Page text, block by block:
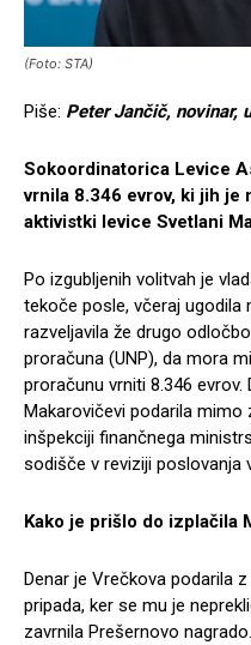
(Foto: STA)
Piše: Peter Jančič, novinar,
Sokoordinatorica Levice
vrnila 8.346 evrov, ki jih je
aktivistki levice Svetlani
Po izgubljenih volitvah je
tekoče posle, včeraj ugodila
razveljavila že drugo
proračuna (UNP), da mora
proračunu vrniti 8.346
Makarovičevi podarila mimo
inšpekciji finančnega
sodišče v reviziji poslovanja
Kako je prišlo do izplačila
Denar je Vrečkova podarila
pripada, ker se mu je
zavrnila Prešernovo